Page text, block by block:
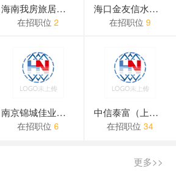
海南我房旅居集团有限公司
在招职位 2
海口金友信水产有限公司
在招职位9
南京锦城佳业营销策划有限...
在招职位 6
中信泰富（上海）物业管理...
在招职位34
更多>>